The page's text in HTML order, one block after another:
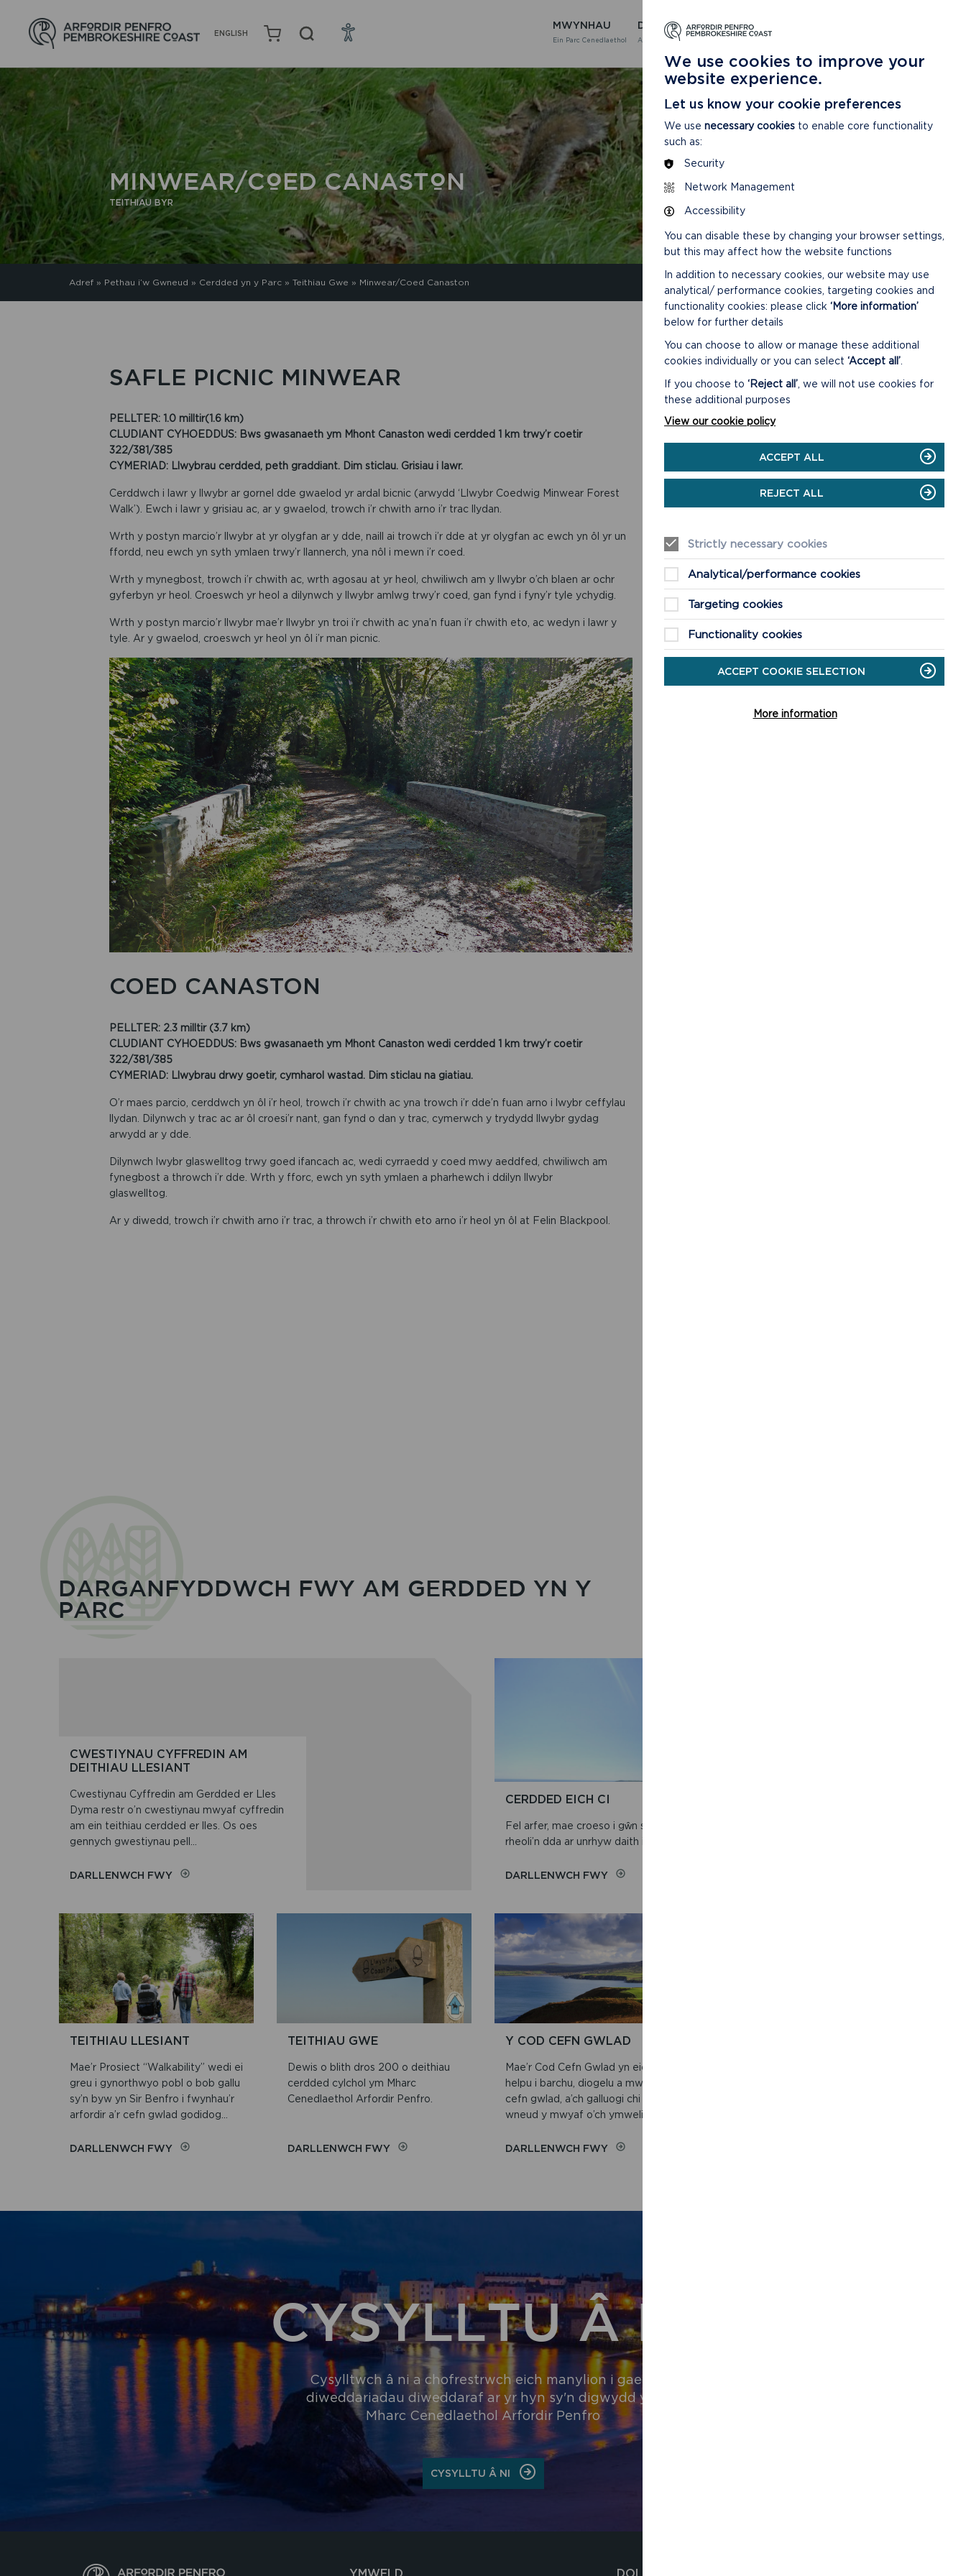
ENGLISH
MWYNHAU
Ein Parc Cenedlaethol
DYSGU
Am Ein Parc Cenedlaethol
GOFALU
MINWEAR/COED CANASTON
TEITHIAU BYR
Adref» Pethau i’w Gwneud » Cerdded yn y Parc» Teithiau Gwe » Minwear/Coed Canaston
SAFLE PICNIC MINWEAR
PELLTER: 1.0 milltir(1.6 km)
CLUDIANT CYHOEDDUS: Bws gwasanaeth ym Mhont Canaston wedi cerdded 1 km trwy’r coetir
322/381/385
CYMERIAD: Llwybrau cerdded, peth graddiant. Dim sticlau. Grisiau i lawr.
Cerddwch i lawr y llwybr ar gornel dde gwaelod yr ardal bicnic (arwydd ‘Llwybr Coedwig Minwear Forest
Walk’). Ewch i lawr y grisiau ac, ar y gwaelod, trowch i’r chwith arno i’r trac llydan.
Wrth y postyn marcio’r llwybr at yr olygfan ar y dde, naill ai trowch i’r dde at yr olygfan ac ewch yn ôl yr un
ffordd, neu ewch yn syth ymlaen trwy’r llannerch, yna nôl i mewn i’r coed.
Wrth y mynegbost, trowch i’r chwith ac, wrth agosau at yr heol, chwiliwch am y llwybr o’ch blaen ar ochr
gyferbyn yr heol. Croeswch yr heol a dilynwch y llwybr amlwg trwy’r coed, gan fynd i fyny’r tyle ychydig.
Wrth y postyn marcio’r llwybr mae’r llwybr yn troi i’r chwith ac yna’n fuan i’r chwith eto, ac wedyn i lawr y
tyle. Ar y gwaelod, croeswch yr heol yn ôl i’r man picnic.
COED CANASTON
PELLTER: 2.3 milltir (3.7 km)
CLUDIANT CYHOEDDUS: Bws gwasanaeth ym Mhont Canaston wedi cerdded 1 km trwy’r coetir
322/381/385
CYMERIAD: Llwybrau drwy goetir, cymharol wastad. Dim sticlau na giatiau.
O’r maes parcio, cerddwch yn ôl i’r heol, trowch i’r chwith ac yna trowch i’r dde’n fuan arno i lwybr ceffylau
llydan. Dilynwch y trac ac ar ôl croesi’r nant, gan fynd o dan y trac, cymerwch y trydydd llwybr gydag
arwydd ar y dde.
Dilynwch lwybr glaswelltog trwy goed ifancach ac, wedi cyrraedd y coed mwy aeddfed, chwiliwch am
fynegbost a throwch i’r dde. Wrth y fforc, ewch yn syth ymlaen a pharhewch i ddilyn llwybr
glaswelltog.
Ar y diwedd, trowch i’r chwith arno i’r trac, a throwch i’r chwith eto arno i’r heol yn ôl at Felin Blackpool.
DEWCH O HYD I
DAITH SAFLE
PICNIC MINWEAR
SN053135
DARGANFYDDWCH FWY AM GERDDED YN Y
PARC
CWESTIYNAU CYFFREDIN AM
DEITHIAU LLESIANT
Cwestiynau Cyffredin am Gerdded er Lles
Dyma restr o’n cwestiynau mwyaf cyffredin
am ein teithiau cerdded er lles. Os oes
gennych gwestiynau pell...
DARLLENWCH FWYON
AM
DEITHIAU
LLESIANT
CERDDED EICH CI
Fel arfer, mae croeso i gŵn sy’n cael eu
rheoli’n dda ar unrhyw daith i Sir Benfro.
DARLLENWCH FWYON
CI
TEITHIAU LLESIANT
Mae’r Prosiect “Walkability” wedi ei
greu i gynorthwyo pobl o bob gallu
sy’n byw yn Sir Benfro i fwynhau’r
arfordir a’r cefn gwlad godidog...
DARLLENWCH FWYON
TEITHIAU GWE
Dewis o blith dros 200 o deithiau
cerdded cylchol ym Mharc
Cenedlaethol Arfordir Penfro.
DARLLENWCH FWYON
Y COD CEFN GWLAD
Mae’r Cod Cefn Gwlad yn eich
helpu i barchu, diogelu a mwynhau
cefn gwlad, a’ch galluogi chi i
wneud y mwyaf o’ch ymweliad.
DARLLENWCH FWYON
CYSYLLTU Â NI
Cysylltwch â ni a chofrestrwch eich manylion i gael y
diweddariadau diweddaraf ar yr hyn sy'n digwydd ym
Mharc Cenedlaethol Arfordir Penfro
CYSYLLTU Â NION
YMWELD DOLENNI CYFLYM
We use cookies to improve your
website experience.
Let us know your cookie preferences
We use necessary cookies to enable core functionality
such as:
Security
Network Management
Accessibility
You can disable these by changing your browser settings,
but this may affect how the website functions
In addition to necessary cookies, our website may use
analytical/ performance cookies, targeting cookies and
functionality cookies: please click ‘More information’
below for further details
You can choose to allow or manage these additional
cookies individually or you can select ‘Accept all’
If you choose to ‘Reject all’ , we will not use cookies for
these additional purposes
View our cookie policy
ACCEPT ALL
REJECT ALL
Strictly necessary cookies
Analytical/performance cookies
Targeting cookies
Functionality cookies
ACCEPT COOKIE SELECTION
More information